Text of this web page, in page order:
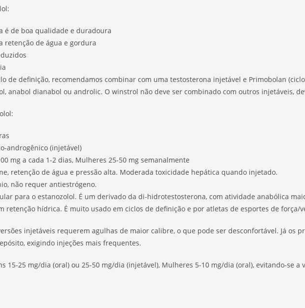
é de boa qualidade e duradoura
retenção de água e gordura
de definição, recomendamos combinar com uma testosterona injetável e Primobolan
anabol dianabol ou androlic. O winstrol não deve ser combinado com outros injetáveis,
androgênico (injetável)
mg a cada 1-2 dias, Mulheres 25-50 mg semanalmente
retenção de água e pressão alta. Moderada toxicidade hepática quando injetado.
não requer antiestrógeno.
para o estanozolol. É um derivado da di-hidrotestosterona, com atividade anabólica
retenção hídrica. É muito usado em ciclos de definição e por atletas de esportes de força/
injetáveis requerem agulhas de maior calibre, o que pode ser desconfortável. Já os
exigindo injeções mais frequentes.
15-25 mg/dia (oral) ou 25-50 mg/dia (injetável), Mulheres 5-10 mg/dia (oral), evitando-se